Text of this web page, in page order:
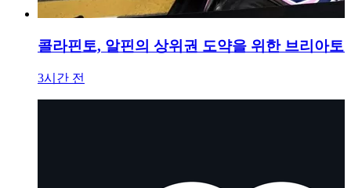
콜라핀토, 알핀의 상위권 도약을 위한 브리아토
3시간 전